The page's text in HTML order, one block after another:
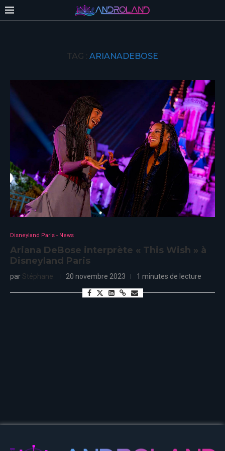
TAG : ARIANADEBOSE
Disneyland Paris - News
Ariana DeBose interprète « This Wish » à
Disneyland Paris
par Stéphane 20 novembre 2023 1 minutes de lecture